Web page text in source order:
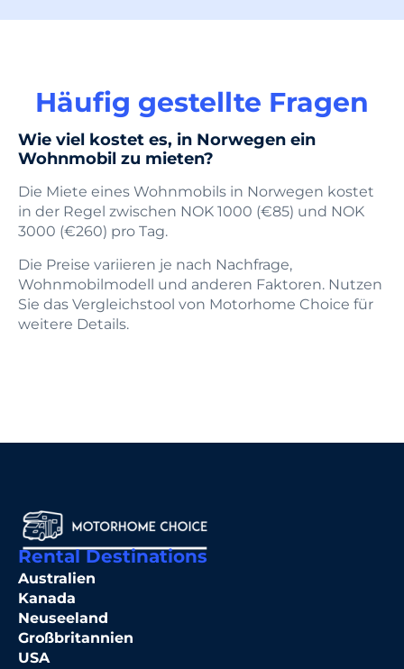
Häufig gestellte Fragen
Wie viel kostet es, in Norwegen ein
Wohnmobil zu mieten?
Die Miete eines Wohnmobils in Norwegen kostet
in der Regel zwischen NOK 1000 (€85) und NOK
3000 (€260) pro Tag.
Die Preise variieren je nach Nachfrage,
Wohnmobilmodell und anderen Faktoren. Nutzen
Sie das Vergleichstool von Motorhome Choice für
weitere Details.
Rental Destinations
Australien
Kanada
Neuseeland
Großbritannien
USA